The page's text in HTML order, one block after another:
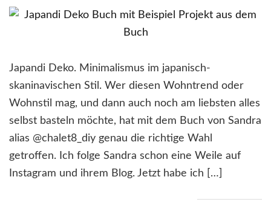
Japandi Deko. Minimalismus im japanisch-
skaninavischen Stil. Wer diesen Wohntrend oder
Wohnstil mag, und dann auch noch am liebsten alles
selbst basteln möchte, hat mit dem Buch von Sandra
alias @chalet8_diy genau die richtige Wahl
getroffen. Ich folge Sandra schon eine Weile auf
Instagram und ihrem Blog. Jetzt habe ich […]